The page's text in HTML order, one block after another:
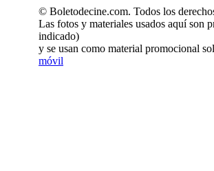
© Boletodecine.com. Todos los
Las fotos y materiales usados aquí son
indicado)
y se usan como material promocional
móvil